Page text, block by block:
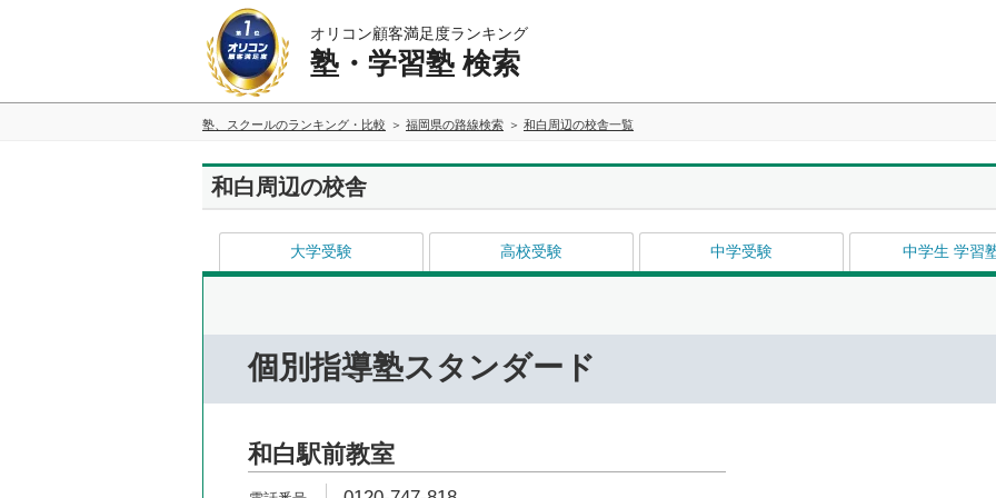
オリコン顧客満足度ランキング
塾・学習塾 検索
塾、スクールのランキング・比較 福岡県の路線検索 和白周辺の校舎一覧
和白周辺の校舎
大学受験 高校受験 中学受験 中学生 学習
個別指導塾スタンダード
和白駅前教室